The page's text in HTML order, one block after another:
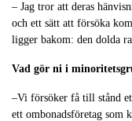
– Jag tror att deras
och ett sätt att försöka
ligger bakom: den dolda
Vad gör ni i
–Vi försöker få till stånd
ett ombonadsföretag som